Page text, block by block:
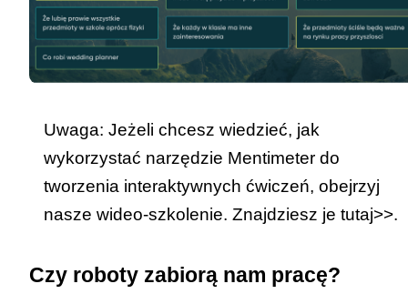
Uwaga: Jeżeli chcesz wiedzieć, jak
wykorzystać narzędzie Mentimeter do
tworzenia interaktywnych ćwiczeń, obejrzyj
nasze wideo-szkolenie. Znajdziesz je tutaj>>.
Czy roboty zabiorą nam pracę?